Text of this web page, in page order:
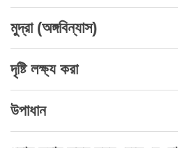
মুদ্রা (অঙ্গবিন্যাস)
দৃষ্টি লক্ষ্য করা
উপাধান